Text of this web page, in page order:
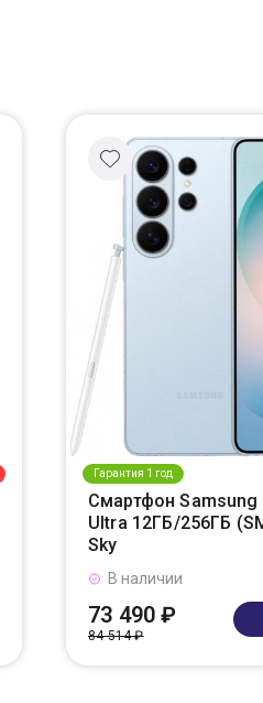
Гарантия 1 год
Смартфон Samsung
Ultra 12ГБ/256ГБ
Sky
В наличии
73 490 ₽
84 514 ₽